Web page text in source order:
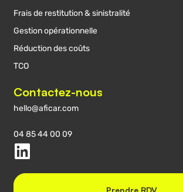
Frais de restitution & sinistralité
Gestion opérationnelle
Réduction des coûts
TCO
Contactez-nous
hello@aficar.com
04 85 44 00 09
Prendre RDV